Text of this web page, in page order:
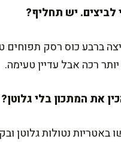
ברבע כוס רסק תפוחים
רכה אבל עדיין טעימה.
נטולות גלוטן